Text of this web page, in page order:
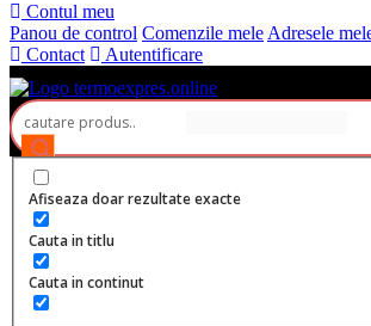
Contul meu
Panou de control Comenzile meleAdresele
Contact
Autentificare
TermoExpres
Polistiren, dibluri, vata bazaltica, tencuieli fatade
Afiseaza doar rezultate exacte
Cauta in titlu
Cauta in continut